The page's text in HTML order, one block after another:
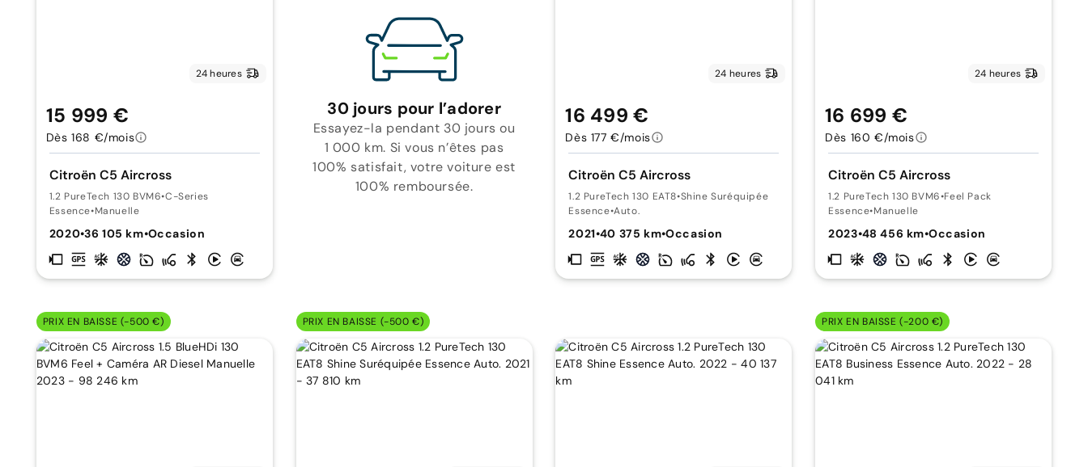
24 heures
Citroën C5 Aircross
1.2 PureTech 130 BVM6•C-Series
Essence•Manuelle
2020•36 105 km•Occasion
15 999 €
Dès 168 €/mois
30 jours pour l’adorer
Essayez-la pendant 30 jours ou
1 000 km. Si vous n’êtes pas
100% satisfait, votre voiture est
100% remboursée.
24 heures
Citroën C5 Aircross
1.2 PureTech 130 EAT8•Shine Suréquipée
Essence•Auto.
2021•40 375 km•Occasion
16 499 €
Dès 177 €/mois
24 heures
Citroën C5 Aircross
1.2 PureTech 130 BVM6•Feel Pack
Essence•Manuelle
2023•48 456 km•Occasion
16 699 €
Dès 160 €/mois
PRIX EN BAISSE (-500 €) PRIX EN BAISSE (-500 €) PRIX EN BAISSE (-200 €)